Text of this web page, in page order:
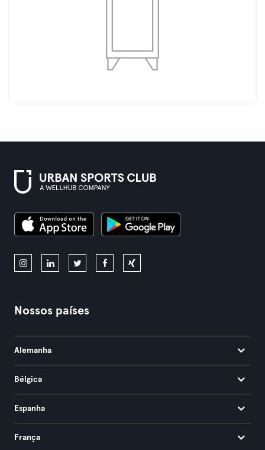
Nossos países
Alemanha
Bélgica
Espanha
França